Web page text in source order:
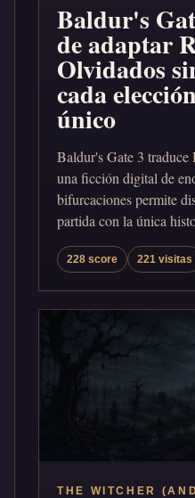
Baldur's
de adaptar
Olvidados
cada
único
Baldur's Gate 3
una ficción digital de
bifurcaciones permite
partida con la única
228 score 221 visitas
THE WITCHER